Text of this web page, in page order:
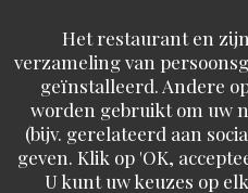
Het restaurant en
verzameling van
geïnstalleerd. Andere
worden gebruikt om uw
(bijv. gerelateerd aan
geven. Klik op 'OK,
U kunt uw keuzes op